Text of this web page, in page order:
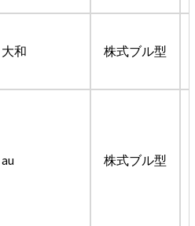
大和 株式ブル型
au 株式ブル型